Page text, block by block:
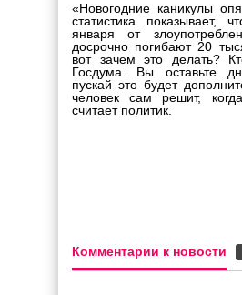
«Новогодние каникулы
статистика
января от
досрочно погибают 20
вот зачем это делать?
Госдума. Вы оставьте
пускай это будет
человек сам решит,
считает политик.
Комментарии к новости